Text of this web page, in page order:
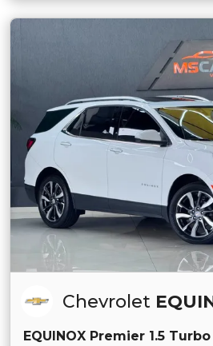
Chevrolet
EQUINOX Premier 1.5